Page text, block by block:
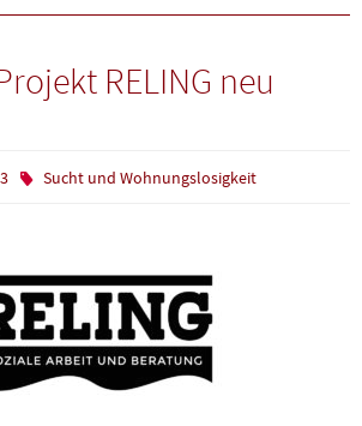
RELING neu
Sucht und Wohnungslosigkeit